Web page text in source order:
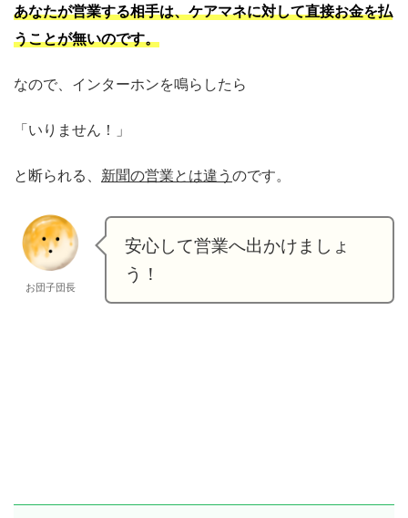
あなたが営業する相手は、ケアマネに対して直接お金を払
うことが無いのです。
なので、インターホンを鳴らしたら
「いりません！」
と断られる、 新聞の営業とは違う のです。
お団子団長
安心して営業へ出かけましょ
う！